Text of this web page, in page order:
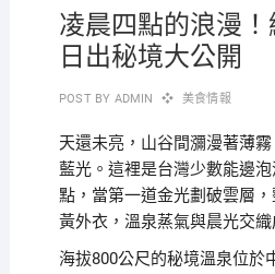
凌晨四點的浪漫
日出秘境大公開
POST BY ADMIN 美食情報
天還未亮，山谷間瀰漫著薄
藍光。這裡是台灣少數能邊
點，當第一道金光劃破雲層
黃外衣，溫泉蒸氣與晨光交織
海拔800公尺的秘境溫泉位於